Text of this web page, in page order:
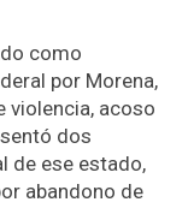
como
por Morena,
violencia, acoso
dos
de ese estado,
abandono de